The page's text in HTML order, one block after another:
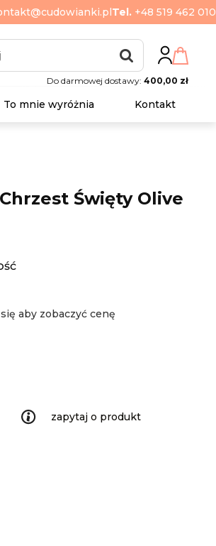
Tel. +48 519 462 010
Do darmowej dostawy: 400,00 zł
To mnie wyróżnia Kontakt
Święty Olive
aby zobaczyć cenę
zapytaj o produkt